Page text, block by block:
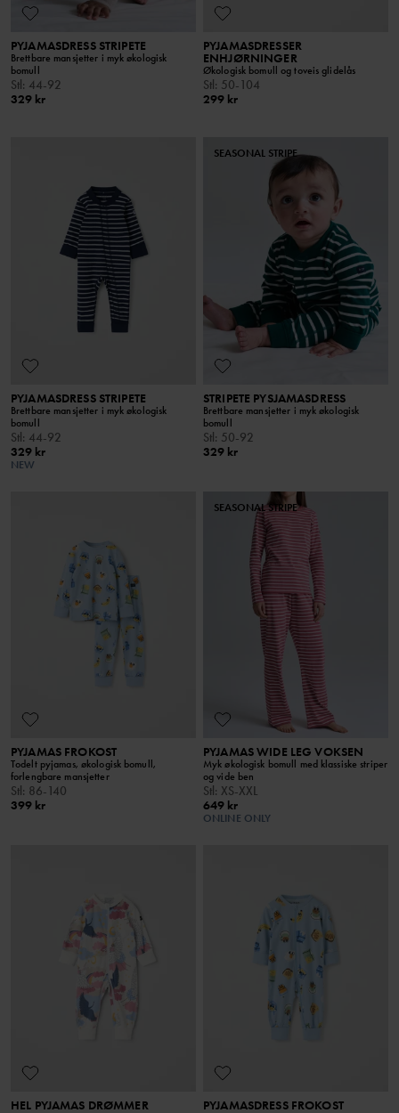
PYJAMASDRESS STRIPETE
Brettbare mansjetter i myk økologisk
bomull
Stl : 44-92
329 kr
PYJAMASDRESSER
ENHJØRNINGER
Økologisk bomull og toveis glidelås
Stl : 50-104
299 kr
PYJAMASDRESS STRIPETE
Brettbare mansjetter i myk økologisk
bomull
Stl: 44-92
329 kr
NEW
SEASONAL STRIPE
STRIPETE PYSJAMASDRESS
Brettbare mansjetter i myk økologisk
bomull
Stl: 50-92
329 kr
PYJAMAS FROKOST
Todelt pyjamas, økologisk bomull,
forlengbare mansjetter
Stl: 86-140
399 kr
SEASONAL STRIPE
PYJAMAS WIDE LEG VOKSEN
Myk økologisk bomull med klassiske striper
og vide ben
Stl: XS-XXL
649 kr
ONLINE ONLY
HEL PYJAMAS DRØMMER PYJAMASDRESS FROKOST